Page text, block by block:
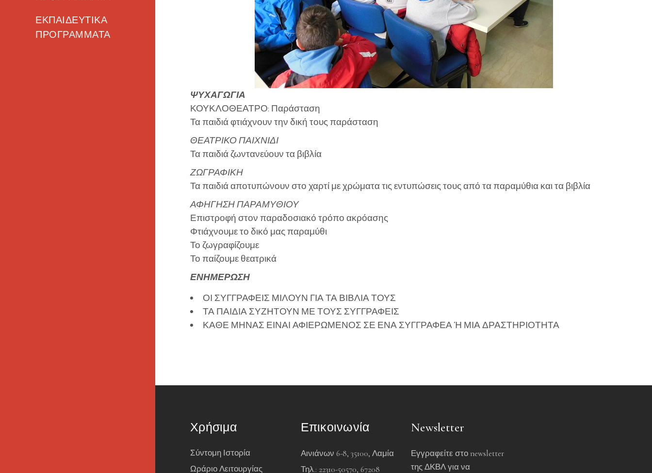
ΕΚΠΑΙΔΕΥΤΙΚΆ
ΠΡΟΓΡΆΜΜΑΤΑ
ΨΥΧΑΓΩΓΙΑ
ΚΟΥΚΛΟΘΕΑΤΡΟ: Παράσταση
Τα παιδιά φτιάχνουν την δική τους παράσταση
ΘΕΑΤΡΙΚΟ ΠΑΙΧΝΙΔΙ
Τα παιδιά ζωντανεύουν τα βιβλία
ΖΩΓΡΑΦΙΚΗ
Τα παιδιά αποτυπώνουν στο χαρτί με χρώματα τις εντυπώσεις τους από τα παραμύθια και τα βιβλία
ΑΦΗΓΗΣΗ ΠΑΡΑΜΥΘΙΟΥ
Επιστροφή στον παραδοσιακό τρόπο ακρόασης
Φτιάχνουμε το δικό μας παραμύθι
Το ζωγραφίζουμε
Το παίζουμε θεατρικά
ΕΝΗΜΕΡΩΣΗ
ΟΙ ΣΥΓΓΡΑΦΕΙΣ ΜΙΛΟΥΝ ΓΙΑ ΤΑ ΒΙΒΛΙΑ ΤΟΥΣ
ΤΑ ΠΑΙΔΙΑ ΣΥΖΗΤΟΥΝ ΜΕ ΤΟΥΣ ΣΥΓΓΡΑΦΕΙΣ
ΚΑΘΕ ΜΗΝΑΣ ΕΙΝΑΙ ΑΦΙΕΡΩΜΕΝΟΣ ΣΕ ΕΝΑ ΣΥΓΓΡΑΦΕΑ Ή ΜΙΑ ΔΡΑΣΤΗΡΙΟΤΗΤΑ
Χρήσιμα
Σύντομη Ιστορία
Ωράριο Λειτουργίας
Επικοινωνία
Αινιάνων 6-8, 35100, Λαμία
Τηλ.: 22310-50570, 67208
Newsletter
Εγγραφείτε στο newsletter
της ΔΚΒΛ για να